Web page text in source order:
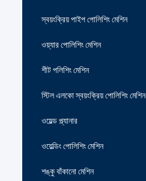
স্বয়ংক্রিয় পাইপ পোলিশিং মেশিন
ওয়্যার পোলিশিং মেশিন
শীট পলিশিং মেশিন
স্টিল এলকো স্বয়ংক্রিয় পোলিশিং মেশিন
ওয়েল্ড প্ল্যানার
ওয়েল্ডিং পোলিশিং মেশিন
শঙ্কু বাঁকানো মেশিন